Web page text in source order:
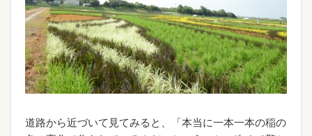
道路から近づいて見てみると、「本当に一本一本の稲の